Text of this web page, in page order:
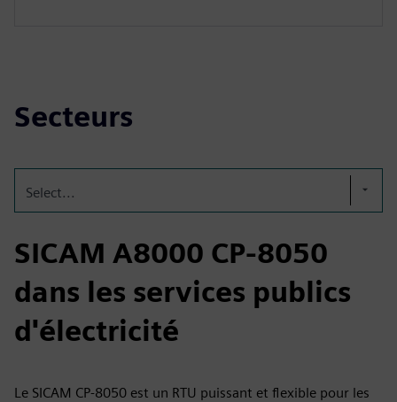
Secteurs
Select...
SICAM A8000 CP-8050
dans les services publics
d'électricité
Le SICAM CP‑8050 est un RTU puissant et flexible pour les